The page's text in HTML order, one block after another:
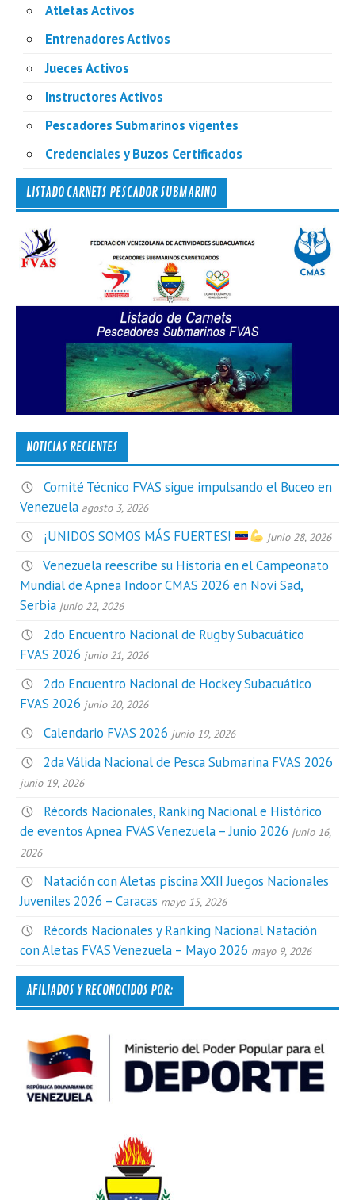
Atletas Activos
Entrenadores Activos
Jueces Activos
Instructores Activos
Pescadores Submarinos vigentes
Credenciales y Buzos Certificados
LISTADO CARNETS PESCADOR SUBMARINO
NOTICIAS RECIENTES
Comité Técnico FVAS sigue impulsando el Buceo en
Venezuela agosto 3, 2026
¡UNIDOS SOMOS MÁS FUERTES! junio 28, 2026
Venezuela reescribe su Historia en el Campeonato
Mundial de Apnea Indoor CMAS 2026 en Novi Sad,
Serbia junio 22, 2026
2do Encuentro Nacional de Rugby Subacuático
FVAS 2026 junio 21, 2026
2do Encuentro Nacional de Hockey Subacuático
FVAS 2026 junio 20, 2026
Calendario FVAS 2026 junio 19, 2026
2da Válida Nacional de Pesca Submarina FVAS 2026
junio 19, 2026
Récords Nacionales, Ranking Nacional e Histórico
de eventos Apnea FVAS Venezuela – Junio 2026 junio 16,
2026
Natación con Aletas piscina XXII Juegos Nacionales
Juveniles 2026 – Caracas mayo 15, 2026
Récords Nacionales y Ranking Nacional Natación
con Aletas FVAS Venezuela – Mayo 2026 mayo 9, 2026
AFILIADOS Y RECONOCIDOS POR: